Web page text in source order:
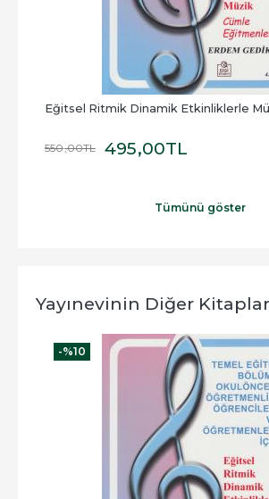
Eğitsel Ritmik Dinamik Etkinliklerle
550,00TL 495,00TL
Tümünü göster
Yayınevinin Diğer
-%10